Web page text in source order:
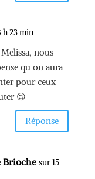
h 23 min
nous
qu on aura
pour ceux
😉
Réponse
Brioche sur 15